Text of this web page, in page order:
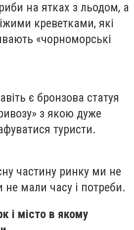
на ятках з льодом, а
креветками, які
«чорноморські
є бронзова статуя
з якою дуже
туристи.
частину ринку ми не
не мали часу і потреби.
і місто в якому